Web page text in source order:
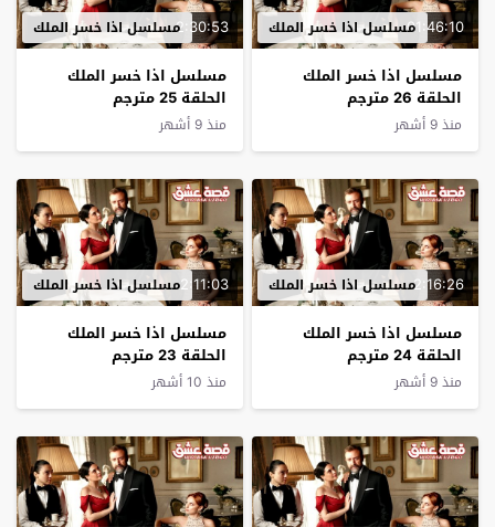
01:46:10مسلسل اذا خسر الملك
مسلسل اذا خسر الملك
الحلقة 26 مترجم
منذ 9 أشهر
2:30:53مسلسل اذا خسر الملك
مسلسل اذا خسر الملك
الحلقة 25 مترجم
منذ 9 أشهر
2:16:26مسلسل اذا خسر الملك
مسلسل اذا خسر الملك
الحلقة 24 مترجم
منذ 9 أشهر
2:11:03مسلسل اذا خسر الملك
مسلسل اذا خسر الملك
الحلقة 23 مترجم
منذ 10 أشهر